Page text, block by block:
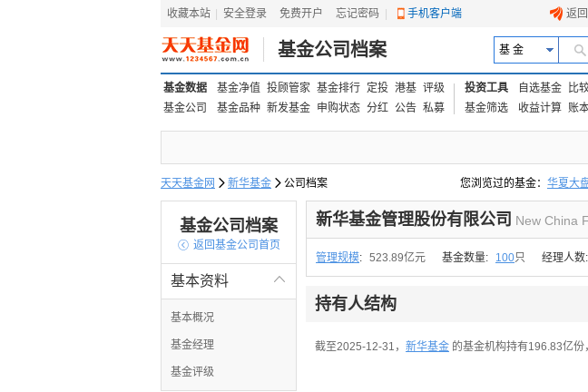
收藏本站 安全登录 免费开户 忘记密码 手机客户端 返
基金公司档案 基 金
基金数据 基金净值 投顾管家 基金排行 定投 港基 评级
基金公司
基金品种 新发基金 申购状态 分红 公告 私募
投资工具 自选基金
比
基金筛选
收益计算 账
天天基金网  新华基金  公司档案 您浏览过的基金： 华夏大
易方达上证中盘ETF联接A
基金公司档案
 返回基金公司首页

基本资料
基本概况
基金经理
基金评级
新华基金管理股份有限公司 New China
管理规模: 523.89亿元 基金数量: 100只 经理人数:
持有人结构
截至2025-12-31， 新华基金 的基金机构持有196.83亿